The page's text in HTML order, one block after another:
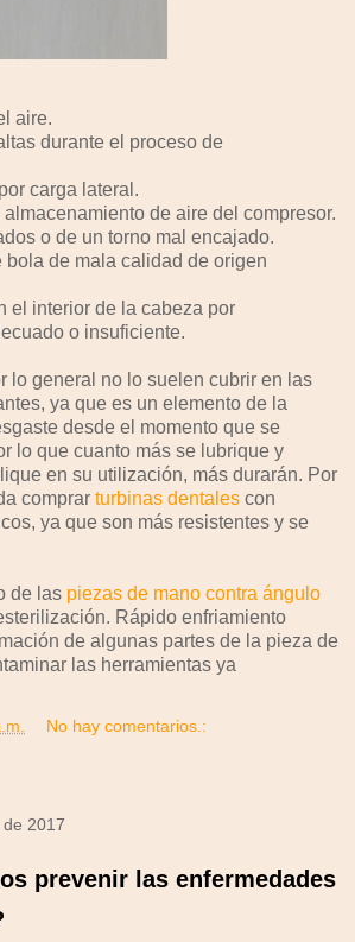
aire.
durante el proceso de
carga lateral.
de aire del compresor.
o de un torno mal encajado.
bola de mala calidad de origen
el interior de la cabeza por
o insuficiente.
lo general no lo suelen cubrir en las
ya que es un elemento de la
desde el momento que se
lo que cuanto más se lubrique y
en su utilización, más durarán. Por
comprar turbinas dentales con
ya que son más resistentes y se
de las piezas de mano contra ángulo
Rápido enfriamiento
de algunas partes de la pieza de
las herramientas ya
No hay comentarios.:
2017
prevenir las enfermedades